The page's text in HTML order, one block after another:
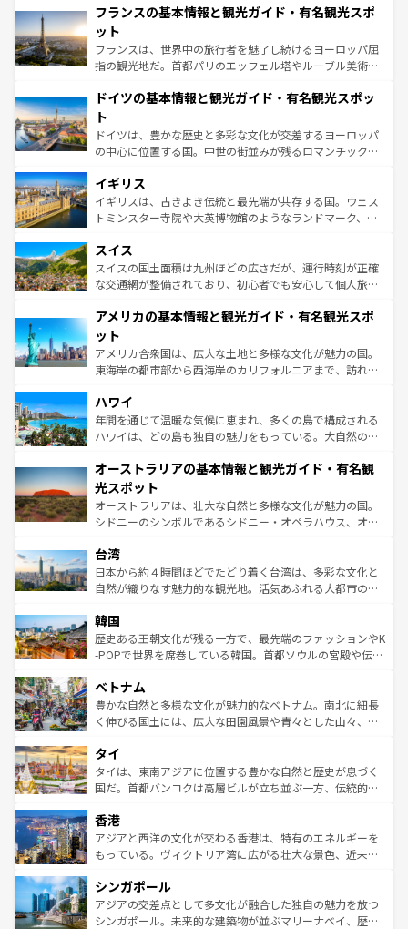
なお、新着のイタリア情報はコンテンツ一覧を参照してほ
しい。
文化が根付くこの国では、情熱的なフラメンコ、熱気あふ
れる闘牛、そして美味しいタパスが生活の一部となってい
る。首都マドリードの洗練された雰囲気や、バルセロナの
アートに溢れた街角から、地方では古代ローマ遺跡や中世
せる。地方によって風土や気候が異なるスペインはその個
ンテンツ一覧 を参照してほしい。
フランスの基本情報と観光ガイド・有名観光スポ
ット
フランスは、世界中の旅行者を魅了し続けるヨーロッパ屈
指の観光地だ。首都パリのエッフェル塔やルーブル美術館
で、幅広い魅力が詰まっている。華麗な宮殿、歴史的な大
聖堂、美しいビーチ、そして豊かな自然が、訪れる者を心
から魅了する。また、フランスは美食の国としても知ら
れ、フランス料理はユネスコ無形文化遺産にも登録されて
香り高いラベンダー畑など、多彩な楽しみ方が可能だ。さ
らに、パリ以外の地域にも魅力が溢れており、どの街角に
も豊かな歴史と文化が息づいている。パリ以外の個性あふ
を参照してほしい。
ドイツの基本情報と観光ガイド・有名観光スポッ
ト
ドイツは、豊かな歴史と多彩な文化が交差するヨーロッパ
の中心に位置する国。中世の街並みが残るロマンチック街
顔を持つこの国は、どこを歩いても飽きることがない。ベ
ルリンの文化的活気、バイエルン州のアルプスの絶景、そ
してライン川沿いのワイン畑といった風景は必見。ビール
は、お酒好きな人にはぜひ体験してほしい。 なお、新着の
ドイツ情報はコンテンツ一覧を参照してほしい。
イギリス
イギリスは、古きよき伝統と最先端が共存する国。ウェス
トミンスター寺院や大英博物館のようなランドマーク、歴
リアごとに異なる魅力がある。また、優雅なアフタヌーン
ティー、ビール好きにはたまらない英国パブ、サッカー観
戦など、本場だからこそできる体験も豊富。イギリスを旅
ンツ一覧を参照してほしい。
スイス
スイスの国土面積は九州ほどの広さだが、運行時刻が正確
な交通網が整備されており、初心者でも安心して個人旅行
の建物がそのまま残る町や、スイスならではのユニークな
博物館もあり、アルプス観光だけでなく町歩きも満喫する
ことができる。国民の所得が高いため物価も高いが、旅行
者向けの交通パス提供のサービスもあり、うまく活用すれ
着のスイス情報は
アメリカの基本情報と観光ガイド・有名観光スポ
ット
アメリカ合衆国は、広大な土地と多様な文化が魅力の国。
東海岸の都市部から西海岸のカリフォルニアまで、訪れる
のような巨大都市は、観光、ショッピング、エンターテイ
ンメントが詰まった刺激的なスポットだ。一方、アメリカ
西部には大自然が広がり、グランドキャニオンやイエロー
部のニューオーリンズでは、音楽と美食が融合した独特の
文化が魅力。旅行者はアメリカの各地域で異なる魅力を楽
しみながら、その多様性と豊かな歴史を感じることができ
るだろう。車でのロードトリップや列車の旅も、アメリカ
情報は
ハワイ
年間を通じて温暖な気候に恵まれ、多くの島で構成される
ハワイは、どの島も独自の魅力をもっている。大自然の神
ワイ島は見逃せない。また、定番の観光地といえばオアフ
島だが、静かな自然を求めるならマウイ島やカウアイ島が
おすすめ。エメラルドグリーンに輝く海をはじめ、豊かな
文化や歴史が息づいている。「アロハスピリット」と呼ば
人々、おいしいローカルフードやハワイアンミュージッ
ク、伝統的なフラダンスなど、すべてがハワイの魅力を彩
っている。訪れるたびに新しい発見と感動が待っているハ
はコンテンツ一覧
オーストラリアの基本情報と観光ガイド・有名観
光スポット
オーストラリアは、壮大な自然と多様な文化が魅力の国。
シドニーのシンボルであるシドニー・オペラハウス、オー
リアリーフや大陸中央部にそびえるウルル（エアーズロッ
ク）、タスマニアの美しい原生林やケアンズの熱帯雨林な
ど、見どころがたくさん。また、カフェやワイン、オージ
いる。アクティビティも充実しており、サーフィンやダイ
ビング、ハイキングなど、アウトドア好きにはたまらな
い。オーストラリアの多彩な魅力を存分に味わいつくそ
参照してほしい。
台湾
日本から約４時間ほどでたどり着く台湾は、多彩な文化と
自然が織りなす魅力的な観光地。活気あふれる大都市の台
ン）、静ひつな山岳地帯である台湾東部など、都市の喧騒
と山間の静けさが共存しており、訪れる人に新しい発見と
驚きをもたらしてくれる。また、奥深い台湾の食文化も魅
容にもいいと評判のスイーツなど、バラエティ豊かな料理
が味わえる。 なお、新着の台湾情報は コンテンツ一覧を参
照してほしい。
韓国
歴史ある王朝文化が残る一方で、最先端のファッションやK
-POPで世界を席巻している韓国。首都ソウルの宮殿や伝統
き、地方に足を延ばせば四季折々の自然美を楽しむことが
できる。そして、キムチや焼肉、絶品のストリートフード
まで、さまざまな韓国料理が待っている。夜には、韓国な
リティに包まれながら、韓国の多彩な魅力を心ゆくまで味
わってみてほしい。 なお、新着の韓国情報はコンテンツ一
覧を参照してほしい。
ベトナム
豊かな自然と多様な文化が魅力的なベトナム。南北に細長
く伸びる国土には、広大な田園風景や青々とした山々、世
急速な発展と共に伝統が息づく。ハノイの古い町並みやホ
ーチミン市のフランス統治時代の建物も、独特の雰囲気を
醸し出している。また、バラエティの豊かさとおいしさで
とつ。フォーやバインミー、ベトナムコーヒーなどは、ぜ
ひ現地で味わいたい。どの地域を訪れてもあたたかい人々
が旅行者を迎えてくれるので、きっと忘れられない旅にな
参照してほしい。
タイ
タイは、東南アジアに位置する豊かな自然と歴史が息づく
国だ。首都バンコクは高層ビルが立ち並ぶ一方、伝統的な
の活気が交差している。北部ではチェンマイなどの山岳地
帯で自然と触れ合い、南部ではプーケットやクラビの美し
いビーチでリゾート気分を楽しむことができる。タイ料理
激する。気候は一年中温暖で、どの季節にも異なる楽しみ
が待っている。親しみやすいタイの人々、仏教を中心とし
た文化、そして多様な観光資源が、訪れる旅人を魅了し続
香港
アジアと西洋の文化が交わる香港は、特有のエネルギーを
もっている。ヴィクトリア湾に広がる壮大な景色、近未来
み、どこを訪れても感動するはず。観光スポットが密集し
ており、効率よく見どころを回れるのも魅力。息をのむよ
うな絶景から文化的な体験まで、香港を存分に楽しみ尽く
シンガポール
アジアの交差点として多文化が融合した独自の魅力を放つ
シンガポール。未来的な建築物が並ぶマリーナベイ、歴史